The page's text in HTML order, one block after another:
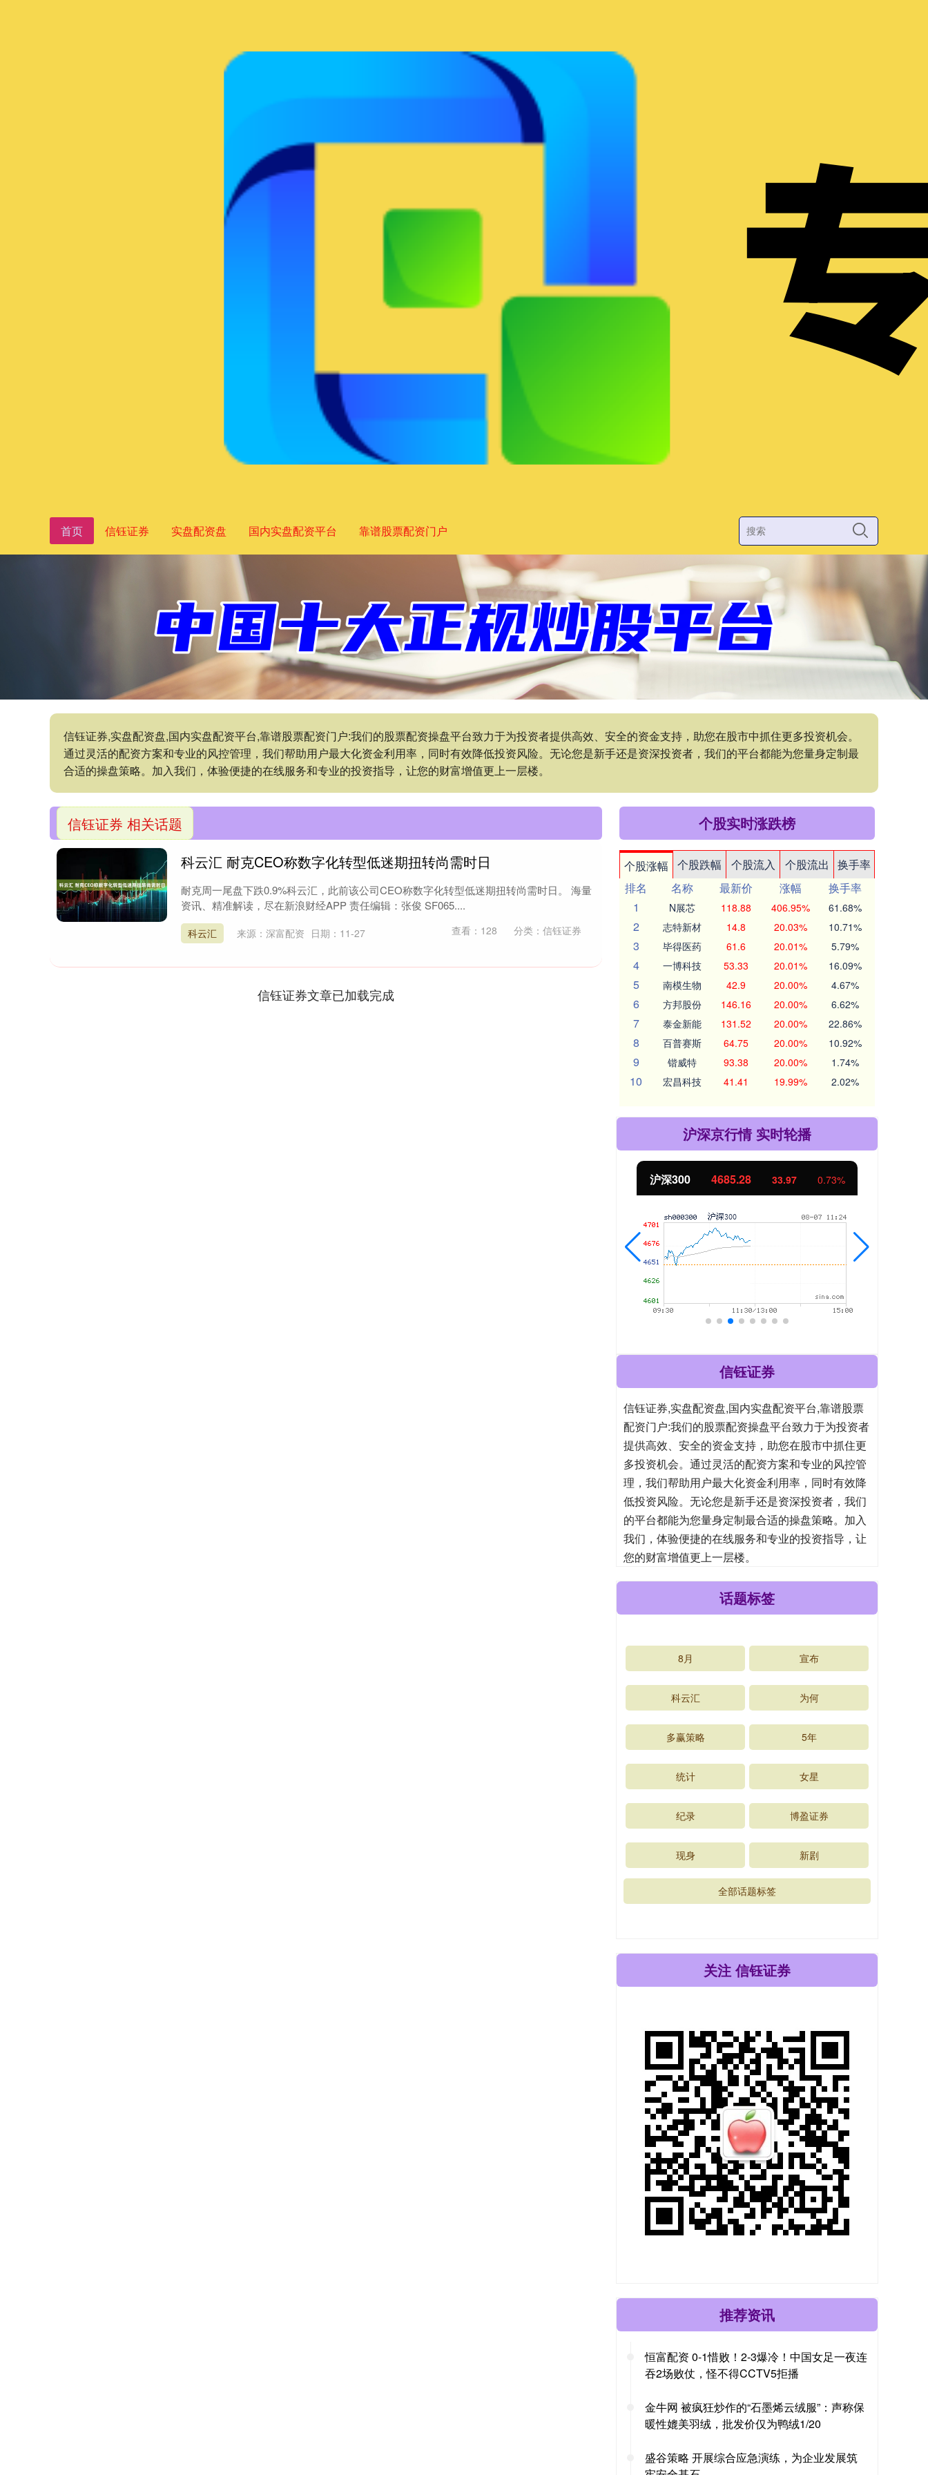
首页 信钰证券 实盘配资盘 国内实盘配资平台 靠谱股票配资门户
信钰证券,实盘配资盘,国内实盘配资平台,靠谱股票配资门户:我们的股票配资操盘平台致力于为投资者提供高效、安全的资金支持，助您在股市中抓住更多投资机会。
通过灵活的配资方案和专业的风控管理，我们帮助用户最大化资金利用率，同时有效降低投资风险。无论您是新手还是资深投资者，我们的平台都能为您量身定制最
合适的操盘策略。加入我们，体验便捷的在线服务和专业的投资指导，让您的财富增值更上一层楼。
信钰证券 相关话题
科云汇 耐克CEO称数字化转型低迷期扭转尚需时日
耐克周一尾盘下跌0.9%科云汇，此前该公司CEO称数字化转型低迷期扭转尚需时日。 海量
资讯、精准解读，尽在新浪财经APP 责任编辑：张俊 SF065....
科云汇 来源：深富配资 日期：11-27 查看： 128 分类： 信钰证券
信钰证券文章已加载完成
个股实时涨跌榜
个股涨幅 个股跌幅 个股流入 个股流出
换手率
排名
名称 最新价 涨幅
换手率
1
N展芯 118.88 406.95% 61.68%
2 志特新材 14.8 20.03% 10.71%
3 毕得医药 61.6 20.01% 5.79%
4 一博科技 53.33 20.01% 16.09%
5 南模生物 42.9 20.00% 4.67%
6 方邦股份 146.16 20.00% 6.62%
7 泰金新能 131.52 20.00% 22.86%
8 百普赛斯 64.75 20.00% 10.92%
9 锴威特 93.38 20.00% 1.74%
10 宏昌科技 41.41 19.99% 2.02%
沪深京行情 实时轮播
北证50 1127.57 4.70 0.42%
信钰证券
信钰证券,实盘配资盘,国内实盘配资平台,靠谱股票
配资门户:我们的股票配资操盘平台致力于为投资者
提供高效、安全的资金支持，助您在股市中抓住更
多投资机会。通过灵活的配资方案和专业的风控管
理，我们帮助用户最大化资金利用率，同时有效降
低投资风险。无论您是新手还是资深投资者，我们
的平台都能为您量身定制最合适的操盘策略。加入
我们，体验便捷的在线服务和专业的投资指导，让
您的财富增值更上一层楼。
话题标签
8月 宣布
科云汇 为何
多赢策略 5年
统计 女星
纪录 博盈证券
现身 新剧
全部话题标签
关注 信钰证券
推荐资讯
恒富配资 0-1惜败！2-3爆冷！中国女足一夜连
吞2场败仗，怪不得CCTV5拒播
金牛网 被疯狂炒作的“石墨烯云绒服”：声称保
暖性媲美羽绒，批发价仅为鸭绒1/20
盛谷策略 开展综合应急演练，为企业发展筑